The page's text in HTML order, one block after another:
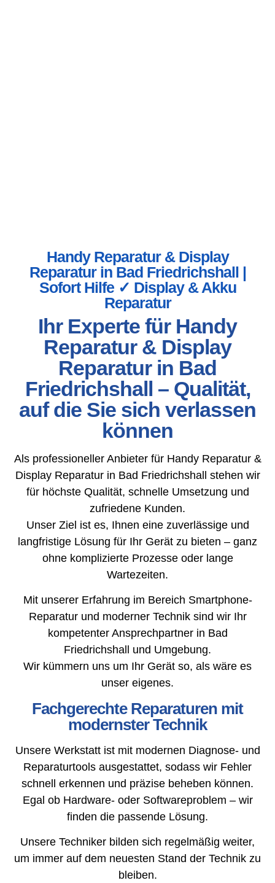
Handy Reparatur & Display
Reparatur in Bad Friedrichshall |
Sofort Hilfe ✓ Display & Akku
Reparatur
Ihr Experte für Handy
Reparatur & Display
Reparatur in Bad
Friedrichshall – Qualität,
auf die Sie sich verlassen
können
Als professioneller Anbieter für Handy Reparatur &
Display Reparatur in Bad Friedrichshall stehen wir
für höchste Qualität, schnelle Umsetzung und
zufriedene Kunden.
Unser Ziel ist es, Ihnen eine zuverlässige und
langfristige Lösung für Ihr Gerät zu bieten – ganz
ohne komplizierte Prozesse oder lange
Wartezeiten.
Mit unserer Erfahrung im Bereich Smartphone-
Reparatur und moderner Technik sind wir Ihr
kompetenter Ansprechpartner in Bad
Friedrichshall und Umgebung.
Wir kümmern uns um Ihr Gerät so, als wäre es
unser eigenes.
Fachgerechte Reparaturen mit
modernster Technik
Unsere Werkstatt ist mit modernen Diagnose- und
Reparaturtools ausgestattet, sodass wir Fehler
schnell erkennen und präzise beheben können.
Egal ob Hardware- oder Softwareproblem – wir
finden die passende Lösung.
Unsere Techniker bilden sich regelmäßig weiter,
um immer auf dem neuesten Stand der Technik zu
bleiben.